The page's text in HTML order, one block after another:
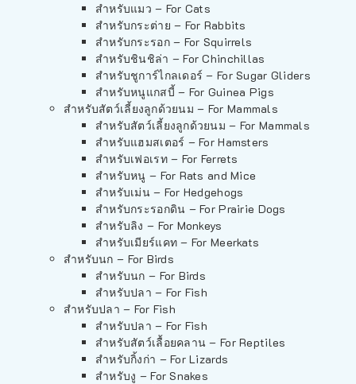
สำหรับแมว – For Cats
สำหรับกระต่าย – For Rabbits
สำหรับกระรอก – For Squirrels
สำหรับชินชิล่า – For Chinchillas
สำหรับชูการ์ไกลเดอร์ – For Sugar Gliders
สำหรับหนูแกสบี้ – For Guinea Pigs
สำหรับสัตว์เลี้ยงลูกด้วยนม – For Mammals
สำหรับสัตว์เลี้ยงลูกด้วยนม – For Mammals
สำหรับแฮมสเตอร์ – For Hamsters
สำหรับเฟอเรท – For Ferrets
สำหรับหนู – For Rats and Mice
สำหรับเม่น – For Hedgehogs
สำหรับกระรอกดิน – For Prairie Dogs
สำหรับลิง – For Monkeys
สำหรับเมียร์แคท – For Meerkats
สำหรับนก – For Birds
สำหรับนก – For Birds
สำหรับปลา – For Fish
สำหรับปลา – For Fish
สำหรับปลา – For Fish
สำหรับสัตว์เลื้อยคลาน – For Reptiles
สำหรับกิ้งก่า – For Lizards
สำหรับงู – For Snakes